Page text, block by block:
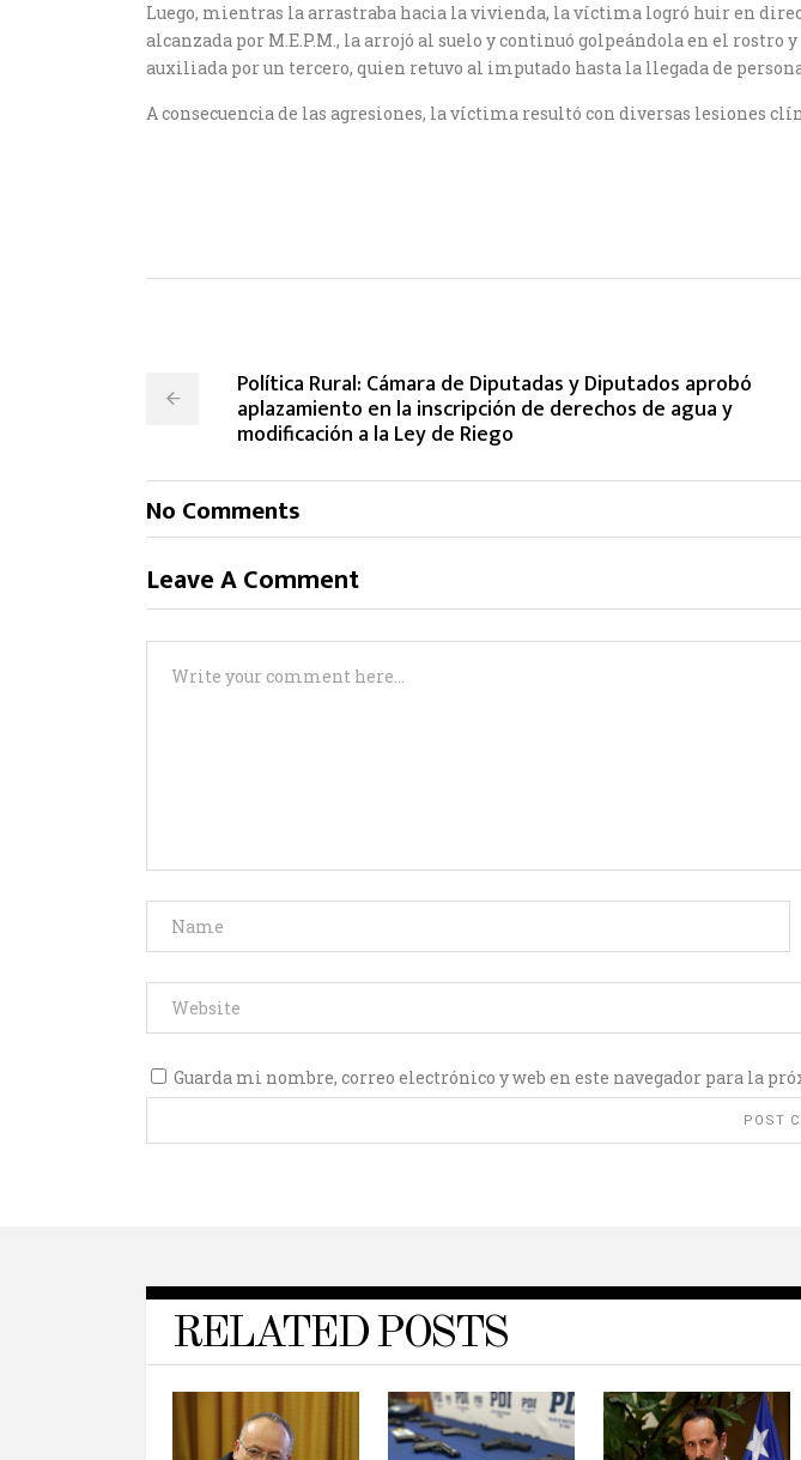
Luego, mientras la arrastraba hacia la vivienda, la víctima logró huir en
alcanzada por M.E.P.M., la arrojó al suelo y continuó golpeándola en el
auxiliada por un tercero, quien retuvo al imputado hasta la llegada de
A consecuencia de las agresiones, la víctima resultó con diversas lesiones
Política Rural: Cámara de Diputadas y Diputados aprobó
aplazamiento en la inscripción de derechos de agua y
modificación a la Ley de Riego
No Comments
Leave A Comment
Guarda mi nombre, correo electrónico y web en este navegador para la
RELATED POSTS